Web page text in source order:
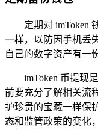
定期对 imToken
一样，以防因手机丢
自己的数字资产有一
imToken 币提现
前要充分了解相关流
护珍贵的宝藏一样保
态和监管政策的变化